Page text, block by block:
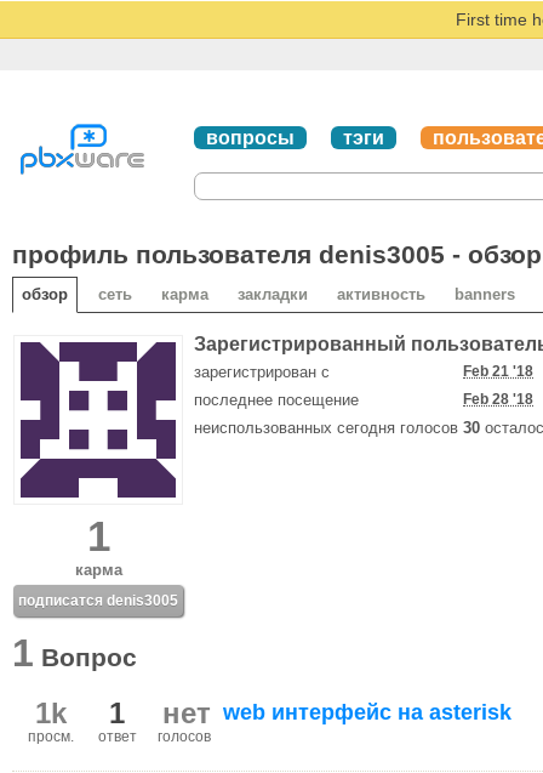
First time
вопросы тэги
профиль пользователя denis3005 - обзор
обзор сеть карма закладки активность banners
1
карма
подписатся denis3005
Зарегистрированный
зарегистрирован с Feb 21 '18
последнее посещение Feb 28 '18
неиспользованных сегодня голосов 30
1 Вопрос
нет
голосов
1
ответ
1k
просм.
web интерфейс на asterisk